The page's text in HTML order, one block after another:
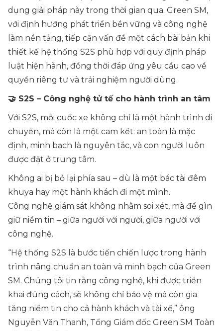
dụng giải pháp này trong thời gian qua. Green SM,
với định hướng phát triển bền vững và công nghệ
làm nền tảng, tiếp cận vấn đề một cách bài bản khi
thiết kế hệ thống S2S phù hợp với quy định pháp
luật hiện hành, đồng thời đáp ứng yêu cầu cao về
quyền riêng tư và trải nghiệm người dùng.
🤝 S2S – Công nghệ tử tế cho hành trình an tâm
Với S2S, mỗi cuốc xe không chỉ là một hành trình di
chuyển, mà còn là một cam kết: an toàn là mặc
định, minh bạch là nguyên tắc, và con người luôn
được đặt ở trung tâm.
Không ai bị bỏ lại phía sau – dù là một bác tài đêm
khuya hay một hành khách đi một mình.
Công nghệ giám sát không nhằm soi xét, mà để gìn
giữ niềm tin – giữa người với người, giữa người với
công nghệ.
“Hệ thống S2S là bước tiến chiến lược trong hành
trình nâng chuẩn an toàn và minh bạch của Green
SM. Chúng tôi tin rằng công nghệ, khi được triển
khai đúng cách, sẽ không chỉ bảo vệ mà còn gia
tăng niềm tin cho cả hành khách và tài xế,” ông
Nguyễn Văn Thanh, Tổng Giám đốc Green SM Toàn